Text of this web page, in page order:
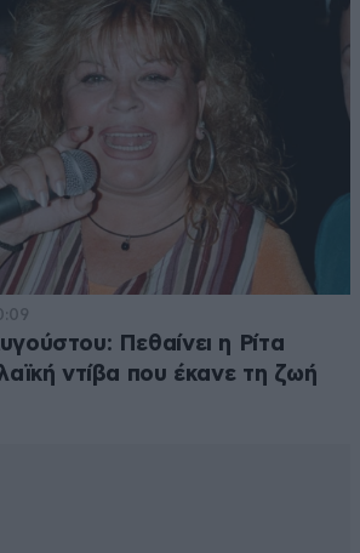
Πεθαίνει η Ρίτα
ντίβα που έκανε τη ζωή